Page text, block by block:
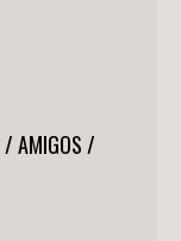
/ AMIGOS /